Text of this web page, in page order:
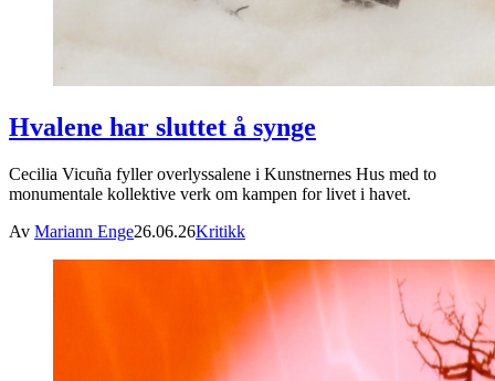
Hvalene har sluttet å synge
Cecilia Vicuña fyller overlyssalene i Kunstnernes Hus med to
monumentale kollektive verk om kampen for livet i havet.
Av Mariann Enge26.06.26Kritikk